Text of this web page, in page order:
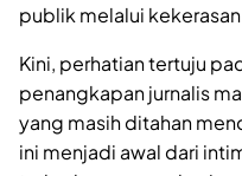
publik melalui
Kini, perhatian tertuju
penangkapan jurnalis
yang masih ditahan
ini menjadi awal dari